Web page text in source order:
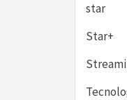
star
Star+